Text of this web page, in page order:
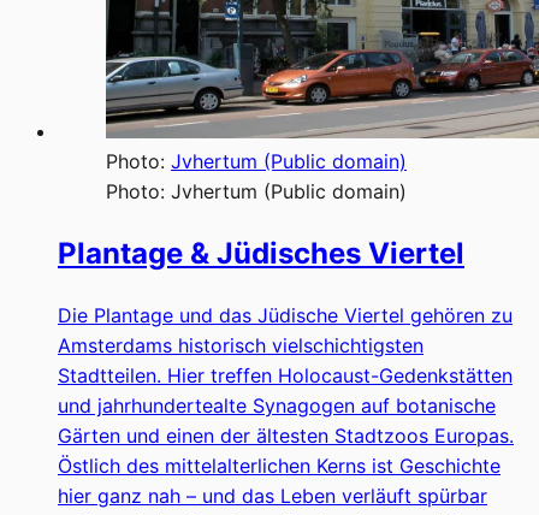
Photo: Jvhertum (Public domain)
Photo: Jvhertum (Public domain)
Plantage & Jüdisches Viertel
Die Plantage und das Jüdische Viertel gehören zu
Amsterdams historisch vielschichtigsten
Stadtteilen. Hier treffen Holocaust-Gedenkstätten
und jahrhundertealte Synagogen auf botanische
Gärten und einen der ältesten Stadtzoos Europas.
Östlich des mittelalterlichen Kerns ist Geschichte
hier ganz nah – und das Leben verläuft spürbar